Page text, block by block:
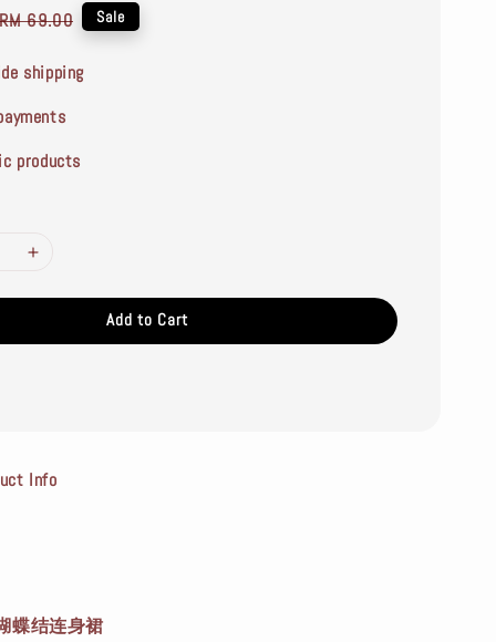
69.00 Sale
shipping
products
Add to Cart
Info
蝶结连身裙